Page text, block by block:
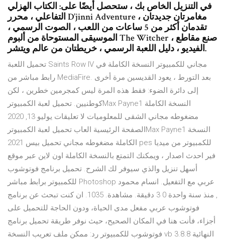
في التنزيل الخاص بك ، ستحصل أيضًا على: الكتاب الهزلي
التفاعلي ، محرر D’jinni Adventure ، مغامرتان جديدتان
تقدمان أكثر من 5 ساعات من اللعب ، الصوت الرسمي ،
الموسيقى المستوحاة من ألبوم The Witcher ، صنع مقاطع
الفيديو ، دليل اللعبة الرسمي ، خريطتان من عالم ويتشر.
تحميل اللعبة Saints Row IV مجاني للكمبيوتر النسخة الكاملة في
رابط مباشر من MediaFire. بعد التورط ، يعود القديسين مرة أخرى
إلى دائرة الضوء: فقط هذه المرة ليس كمجرمين خطرين ، لكن
كوطنيين. تحميل لعبة الكمبيوترMax Payne1 النسخة الكاملة
مضغوطه مجاني الشقى للمعلوميات لا تعليقات يوليو 13, 2020
الصفحة الرئيسية العاب تحميل لعبة الكمبيوترMax Payne1 النسخة
الكاملة مضغوطه مجاني تحميل بيس 2021 pes للكمبيوتر من ميديا
فير احدث اصدار ، ويمكنك التمتع بالنسخة الكاملة اون لاين عبر موقع
أسهل تنزيل والذي سيوفر لك الشرح. تحميل برنامج فوتوشوب
للكمبيوتر برابط مباشر Photoshop عربي مع التفعيل. انسام محمود
, منذ سنة واحدة 0 3 دقيقة. مشاهدة. 1035. ان كنت تبحث عن برنامج
فوتوشوب عربي مفعل مدى الحياة، ودون الحاجة للتحميل على
أجزاء، فأنت هنا في المكان الصحيح، حيث نوفر طريقة تحميل برنامج
فوتوشوب للكمبيوتر رد: ممكن ملف تعريب النسخة vb 3.8.8 النهائية